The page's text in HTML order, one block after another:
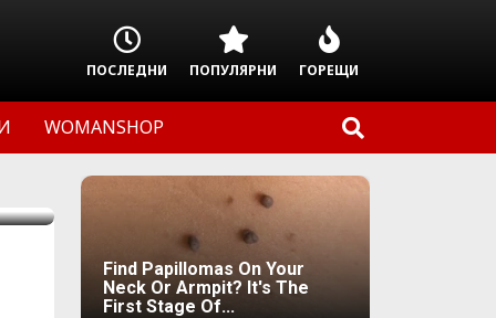
ПОСЛЕДНИ ПОПУЛЯРНИ ГОРЕЩИ
WOMANSHOP
Find Papillomas On Your
Neck Or Armpit? It's The
First Stage Of...